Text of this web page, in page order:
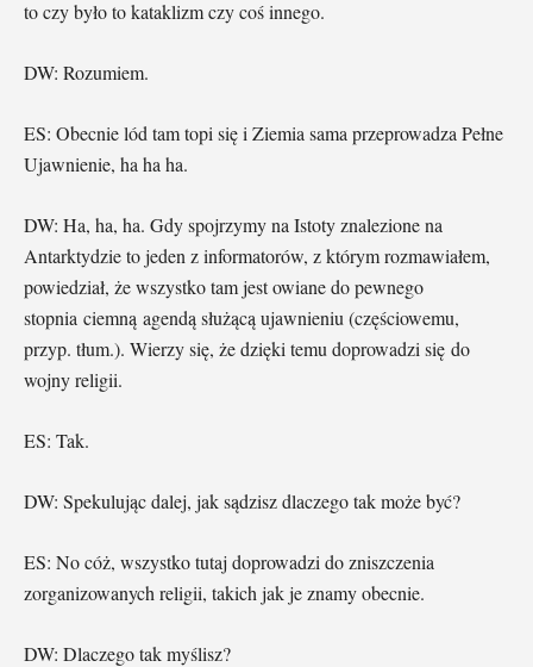
to czy było to kataklizm czy coś innego.
DW: Rozumiem.
ES: Obecnie lód tam topi się i Ziemia sama przeprowadza Pełne
Ujawnienie, ha ha ha.
DW: Ha, ha, ha. Gdy spojrzymy na Istoty znalezione na
Antarktydzie to jeden z informatorów, z którym rozmawiałem,
powiedział, że wszystko tam jest owiane do pewnego
stopnia ciemną agendą służącą ujawnieniu (częściowemu,
przyp. tłum.). Wierzy się, że dzięki temu doprowadzi się do
wojny religii.
ES: Tak.
DW: Spekulując dalej, jak sądzisz dlaczego tak może być?
ES: No cóż, wszystko tutaj doprowadzi do zniszczenia
zorganizowanych religii, takich jak je znamy obecnie.
DW: Dlaczego tak myślisz?